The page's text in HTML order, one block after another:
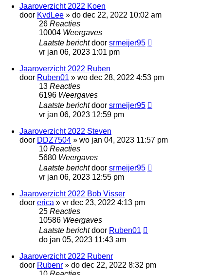
Jaaroverzicht 2022 Koen
door KvdLee » do dec 22, 2022 10:02 am
26 Reacties
10004 Weergaves
Laatste berichtdoor srmeijer95
vr jan 06, 2023 1:01 pm
Jaaroverzicht 2022 Ruben
door Ruben01 » wo dec 28, 2022 4:53 pm
13 Reacties
6196 Weergaves
Laatste berichtdoor srmeijer95
vr jan 06, 2023 12:59 pm
Jaaroverzicht 2022 Steven
door DDZ7504 » wo jan 04, 2023 11:57 pm
10 Reacties
5680 Weergaves
Laatste berichtdoor srmeijer95
vr jan 06, 2023 12:55 pm
Jaaroverzicht 2022 Bob Visser
door erica » vr dec 23, 2022 4:13 pm
25 Reacties
10586 Weergaves
Laatste berichtdoor Ruben01
do jan 05, 2023 11:43 am
Jaaroverzicht 2022 Rubenr
door Rubenr » do dec 22, 2022 8:32 pm